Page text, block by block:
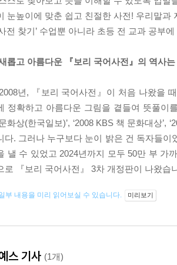
눈높이에 맞춘 쉽고 친절한 사전! 우리말과
전 찾기’ 수업뿐 아니라 초등 전 교과 공부
롭고 아름다운 『보리 국어사전』의 역사
년, 『보리 국어사전』이 처음 나왔을
정확하고 아름다운 그림을 곁들여 뜻풀이
화상(한국일보)’, ‘2008 KBS 책 문화대상’,
다. 그러나 누구보다 눈이 밝은 건 독자들
낼 수 있었고 2024년까지 모두 50만 부 가
로 『보리 국어사전』 3차 개정판이 나왔
부 내용을 미리 읽어보실 수 있습니다. 미리보기
스 기사 (1개)